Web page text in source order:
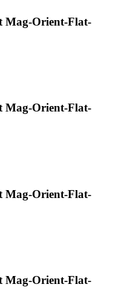
Mag-Orient-Flat-
Mag-Orient-Flat-
Mag-Orient-Flat-
Mag-Orient-Flat-